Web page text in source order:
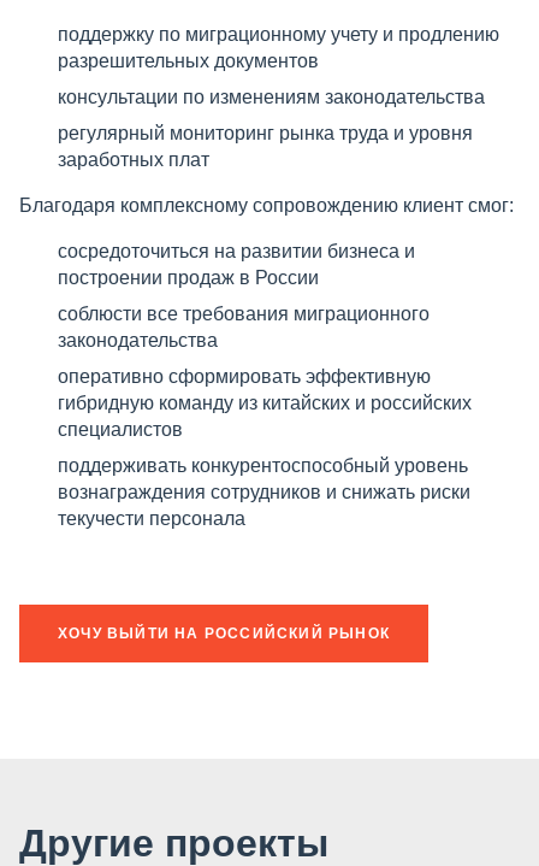
поддержку по миграционному учету и продлению
разрешительных документов
консультации по изменениям законодательства
регулярный мониторинг рынка труда и уровня
заработных плат
Благодаря комплексному сопровождению клиент смог:
сосредоточиться на развитии бизнеса и
построении продаж в России
соблюсти все требования миграционного
законодательства
оперативно сформировать эффективную
гибридную команду из китайских и российских
специалистов
поддерживать конкурентоспособный уровень
вознаграждения сотрудников и снижать риски
текучести персонала
ХОЧУ ВЫЙТИ НА РОССИЙСКИЙ РЫНОК
Другие проекты